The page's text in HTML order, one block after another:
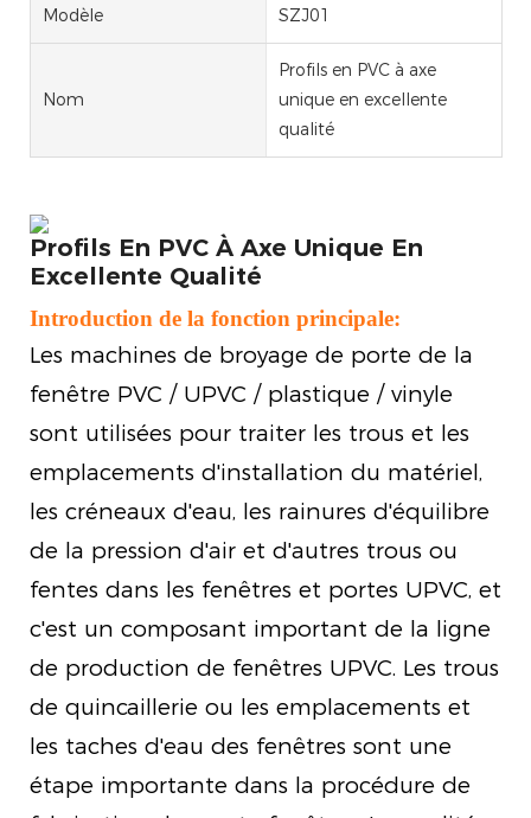
Modèle SZJ01
Nom
Profils en PVC à axe
unique en excellente
qualité
Profils En PVC À Axe Unique En
Excellente Qualité
Introduction de la fonction principale:
Les machines de broyage de porte de la
fenêtre PVC / UPVC / plastique / vinyle
sont utilisées pour traiter les trous et les
emplacements d'installation du matériel,
les créneaux d'eau, les rainures d'équilibre
de la pression d'air et d'autres trous ou
fentes dans les fenêtres et portes UPVC, et
c'est un composant important de la ligne
de production de fenêtres UPVC. Les trous
de quincaillerie ou les emplacements et
les taches d'eau des fenêtres sont une
étape importante dans la procédure de